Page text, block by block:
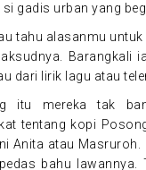
gadis urban yang
tahu alasanmu untuk
Barangkali
dari lirik lagu atau
itu mereka tak
tentang kopi
Anita atau Masruroh.
bahu lawannya.